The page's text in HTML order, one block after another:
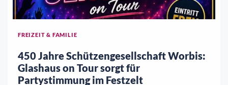
FREIZEIT & FAMILIE
450 Jahre Schützengesellschaft Worbis:
Glashaus on Tour sorgt für
Partystimmung im Festzelt